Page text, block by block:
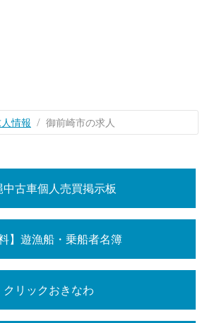
情報 御前崎市の求人
中古車個人売買掲示板
料】遊漁船・乗船者名簿
クリックおきなわ